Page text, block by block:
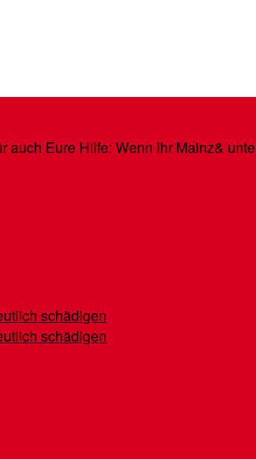
Eure Hilfe: Wenn Ihr Mainz&
schädigen
schädigen